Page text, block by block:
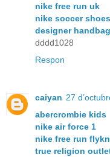
nike free run uk
nike soccer shoes
designer
dddd1028
Respon
caiyan 27
abercrombie kids
nike air force 1
nike free run
true religion